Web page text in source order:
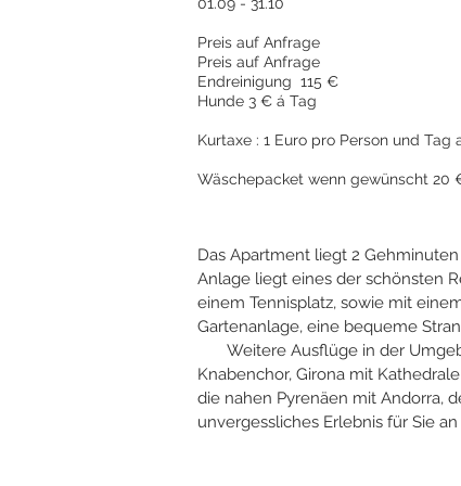
Preis auf Anfrage
Preis auf Anfrage
Endreinigung 115 €
Hunde 3 € á Tag
Kurtaxe : 1 Euro pro Person und Tag
Wäschepacket wenn gewünscht 20
Das Apartment liegt 2
Anlage liegt eines der schönsten
einem Tennisplatz, sowie mit
Gartenanlage, eine bequeme
Weitere Ausflüge in der
Knabenchor, Girona mit
die nahen Pyrenäen mit Andorra,
unvergessliches Erlebnis für Sie an